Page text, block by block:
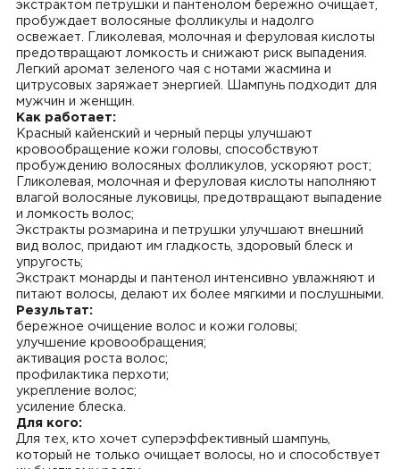
экстрактом петрушки и пантенолом бережно очищает,
пробуждает волосяные фолликулы и надолго
освежает. Гликолевая, молочная и феруловая кислоты
предотвращают ломкость и снижают риск выпадения.
Легкий аромат зеленого чая с нотами жасмина и
цитрусовых заряжает энергией. Шампунь подходит для
мужчин и женщин.
Как работает:
Красный кайенский и черный перцы улучшают
кровообращение кожи головы, способствуют
пробуждению волосяных фолликулов, ускоряют рост;
Гликолевая, молочная и феруловая кислоты наполняют
влагой волосяные луковицы, предотвращают выпадение
и ломкость волос;
Экстракты розмарина и петрушки улучшают внешний
вид волос, придают им гладкость, здоровый блеск и
упругость;
Экстракт монарды и пантенол интенсивно увлажняют и
питают волосы, делают их более мягкими и послушными.
Результат:
бережное очищение волос и кожи головы;
улучшение кровообращения;
активация роста волос;
профилактика перхоти;
укрепление волос;
усиление блеска.
Для кого:
Для тех, кто хочет суперэффективный шампунь,
который не только очищает волосы, но и способствует